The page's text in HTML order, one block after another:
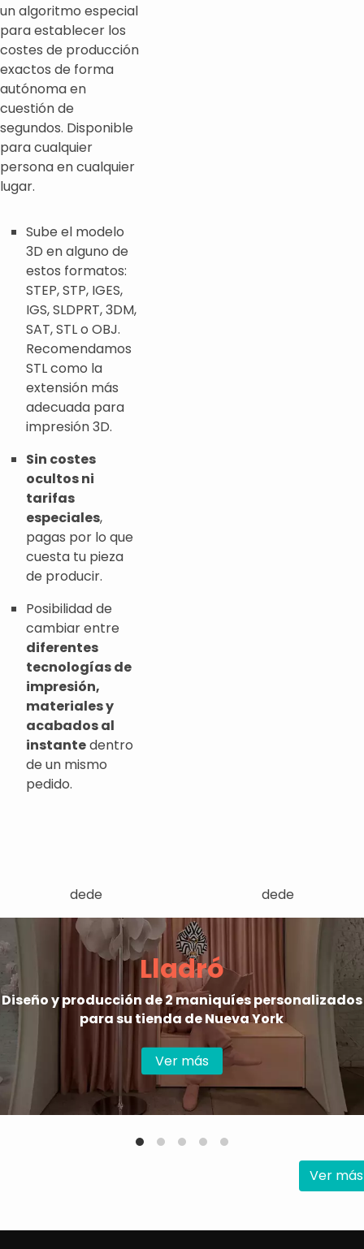
un algoritmo especial
para establecer los
costes de producción
exactos de forma
autónoma en
cuestión de
segundos. Disponible
para cualquier
persona en cualquier
lugar.
Sube el modelo
3D en alguno de
estos formatos:
STEP, STP, IGES,
IGS, SLDPRT, 3DM,
SAT, STL o OBJ.
Recomendamos
STL como la
extensión más
adecuada para
impresión 3D.
Sin costes
ocultos ni
tarifas
especiales,
pagas por lo que
cuesta tu pieza
de producir.
Posibilidad de
cambiar entre
diferentes
tecnologías de
impresión,
materiales y
acabados al
instantedentro
de un mismo
pedido.
dede dede
Lladró
Diseño y producción de 2 maniquíes personalizados
para su tienda de Nueva York
Ver más
Ver más